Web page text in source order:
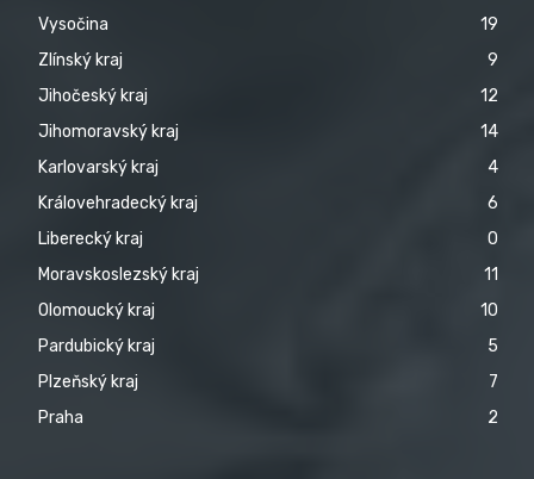
Vysočina
19
Zlínský kraj
9
Jihočeský kraj
12
Jihomoravský kraj
14
Karlovarský kraj
4
Královehradecký kraj
6
Liberecký kraj
0
Moravskoslezský kraj
11
Olomoucký kraj
10
Pardubický kraj
5
Plzeňský kraj
7
Praha
2